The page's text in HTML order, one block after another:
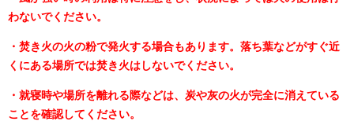
わないでください。
・焚き火の火の粉で発火する場合もあります。 落ち葉などがすぐ近
くにある場所では焚き火はしないでください。
・就寝時や場所を離れる際などは、炭や灰の火が完全に消えている
ことを確認してください。